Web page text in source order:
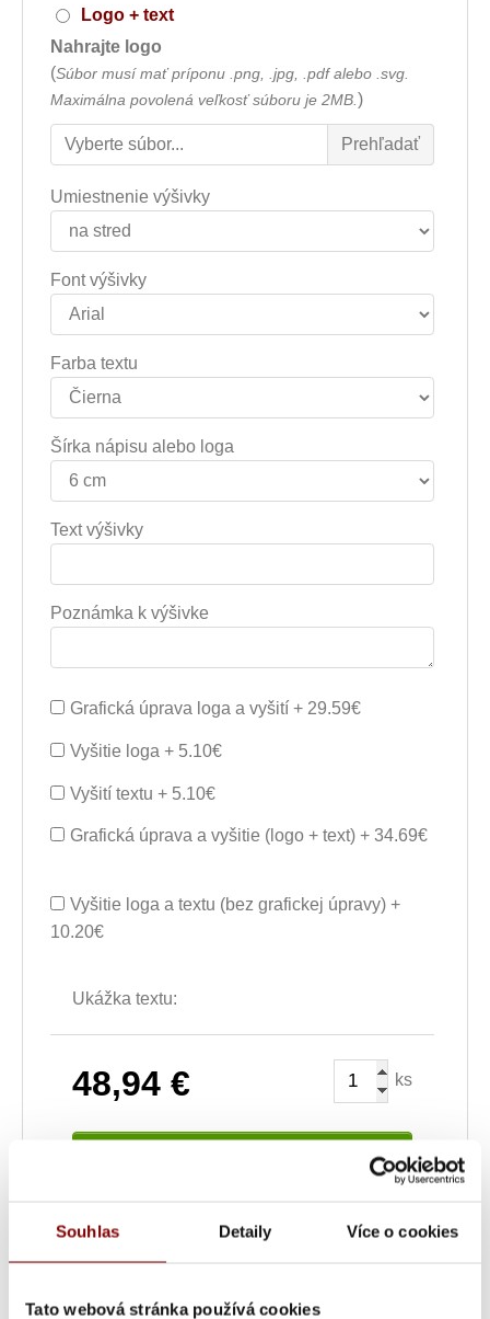
Souhlas Detaily Více o cookies
Tato webová stránka používá cookies
Logo + text
Nahrajte logo
(Súbor musí mať príponu .png, .jpg, .pdf alebo .svg.
Maximálna povolená veľkosť súboru je 2MB. )
Umiestnenie výšivky
Font výšivky
Farba textu
Šírka nápisu alebo loga
Text výšivky
Poznámka k výšivke
Grafická úprava loga a vyšití + 29.59€
Vyšitie loga + 5.10€
Vyšití textu + 5.10€
Grafická úprava a vyšitie (logo + text) + 34.69€
Vyšitie loga a textu (bez grafickej úpravy) +
10.20€
Ukážka textu:
48,94 € ks
UPOZORNENIE
- tovar po vytvorení výšivky nie
je možné vymeniť alebo vrátiť! Doba tvorby